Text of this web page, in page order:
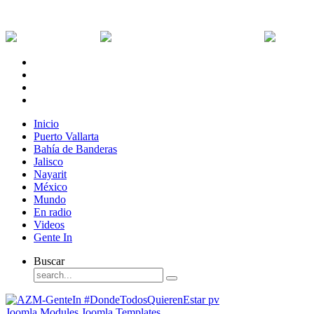
Inicio
Puerto Vallarta
Bahía de Banderas
Jalisco
Nayarit
México
Mundo
En radio
Videos
Gente In
Buscar